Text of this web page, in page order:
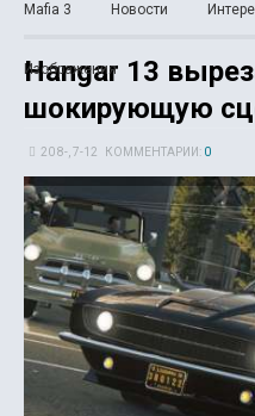
Mafia 3 Новости
Изображения
Hangar 13
шокирующую
20 8-, 7-12 КОММЕНТАРИИ: 0